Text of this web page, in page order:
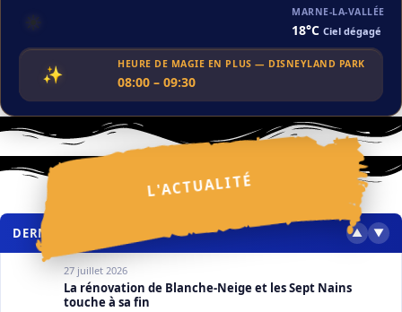
☀️ MARNE-LA-VALLÉE
18°CCiel dégagé
✨ HEURE DE MAGIE EN PLUS — DISNEYLAND PARK
08:00 – 09:30
L'ACTUALITÉ
Festival Halloween Disney 2026 : ce que l’on sait
30 juillet 2026
DERNIERS ARTICLES ▲ ▼
27 juillet 2026
La rénovation de Blanche-Neige et les Sept Nains
touche à sa fin